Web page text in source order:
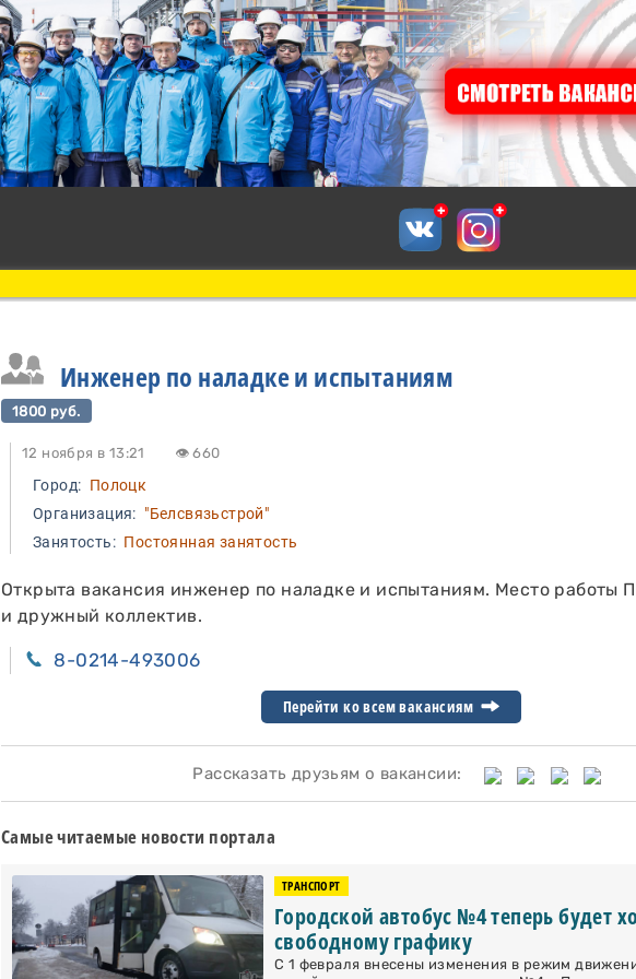
Инженер по наладке и испытаниям
1800 руб.
12 ноября в 13:21 👁 660
Город: Полоцк
Организация: "Белсвязьстрой"
Занятость: Постоянная занятость
Открыта вакансия инженер по наладке и испытаниям. Место работы
и дружный коллектив.
8-0214-493006
Перейти ко всем вакансиям
Рассказать друзьям о вакансии:
Самые читаемые новости портала
ТРАНСПОРТ
Городской автобус №4 теперь будет
свободному графику
С 1 февраля внесены изменения в режим